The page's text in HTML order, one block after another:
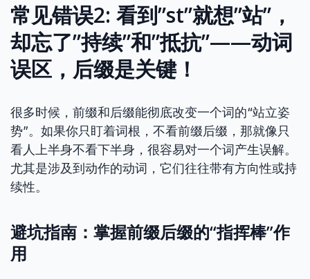
常见错误2: 看到”st”就想”站”，
却忘了”持续”和”抵抗”——动词
误区，后缀是关键！
很多时候，前缀和后缀能彻底改变一个词的“站立姿
势”。如果你只盯着词根，不看前缀后缀，那就像只
看人上半身不看下半身，很容易对一个词产生误解。
尤其是涉及到动作的动词，它们往往带有方向性或持
续性。
避坑指南：掌握前缀后缀的“指挥棒”作
用